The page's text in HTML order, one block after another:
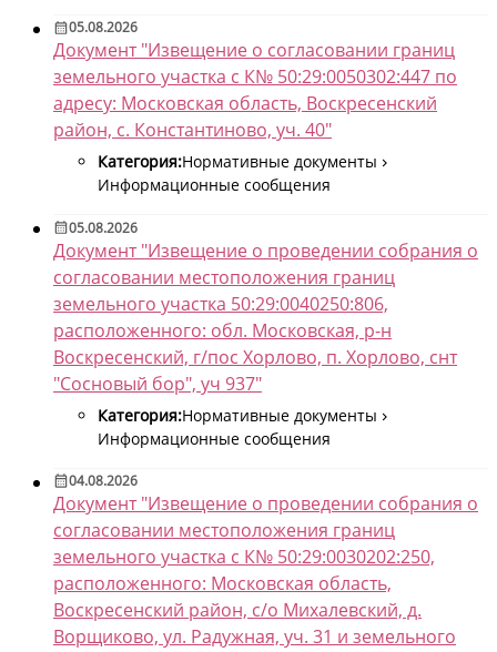
05.08.2026
Документ "Извещение о согласовании границ
земельного участка с К№ 50:29:0050302:447 по
адресу: Московская область, Воскресенский
район, с. Константиново, уч. 40"
Категория:Нормативные документы
Информационные сообщения
05.08.2026
Документ "Извещение о проведении собрания о
согласовании местоположения границ
земельного участка 50:29:0040250:806,
расположенного: обл. Московская, р-н
Воскресенский, г/пос Хорлово, п. Хорлово, снт
"Сосновый бор", уч 937"
Категория:Нормативные документы
Информационные сообщения
04.08.2026
Документ "Извещение о проведении собрания о
согласовании местоположения границ
земельного участка с К№ 50:29:0030202:250,
расположенного: Московская область,
Воскресенский район, с/о Михалевский, д.
Ворщиково, ул. Радужная, уч. 31 и земельного